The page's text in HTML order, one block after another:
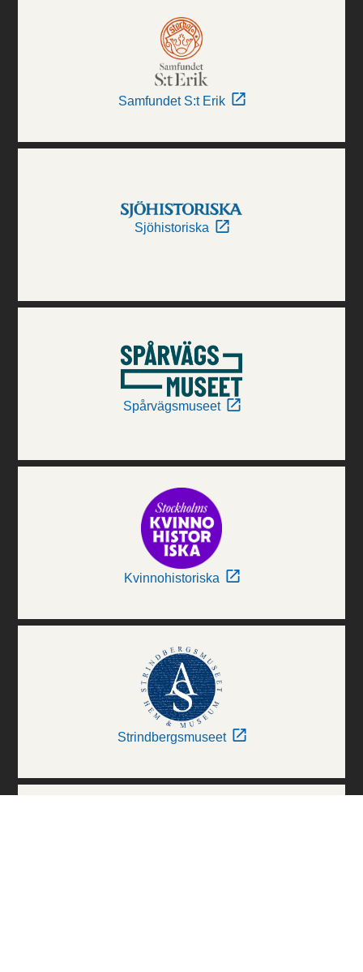
Samfundet S:t Erik
Sjöhistoriska
Spårvägsmuseet
Kvinnohistoriska
Strindbergsmuseet